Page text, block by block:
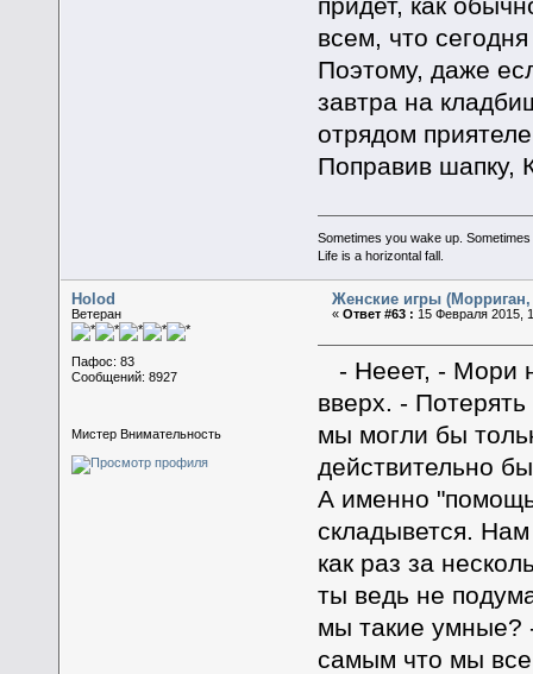
всем, что
Поэтому, даже
завтра на
отрядом
Поправив шапку,
Sometimes you wake up.
Life is a horizontal fall.
Holod
Ветеран
Пафос: 83
Сообщений: 8927
Мистер Внимательность
Женские игры
«Ответ #63 : 15 Февраля 2015,
- Нееет, - Мори
вверх. -
мы могли бы
действительно
А именно
складывется.
как раз за
ты ведь не
мы такие умные?
самым что мы все